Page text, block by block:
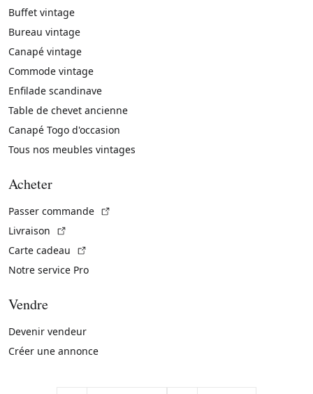
Buffet vintage
Bureau vintage
Canapé vintage
Commode vintage
Enfilade scandinave
Table de chevet ancienne
Canapé Togo d'occasion
Tous nos meubles vintages
Acheter
Passer commande
Livraison
Carte cadeau
Notre service Pro
Vendre
Devenir vendeur
Créer une annonce